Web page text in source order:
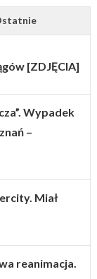
[ZDJĘCIA]
Wypadek
–
Miał
reanimacja.